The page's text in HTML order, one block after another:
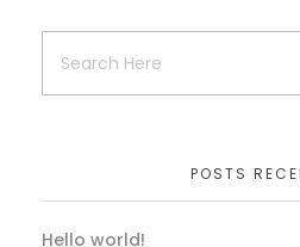
POSTS
Hello world!